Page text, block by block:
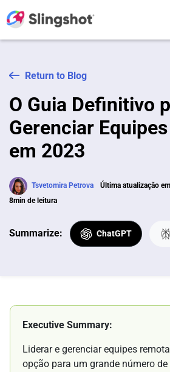
Return to Blog
O Guia Definitivo
Gerenciar
em 2023
Tsvetomira Petrova
Última atualização
8min de leitura
Summarize: ChatGPT
Executive Summary:
Liderar e gerenciar equipes
opção para um grande número